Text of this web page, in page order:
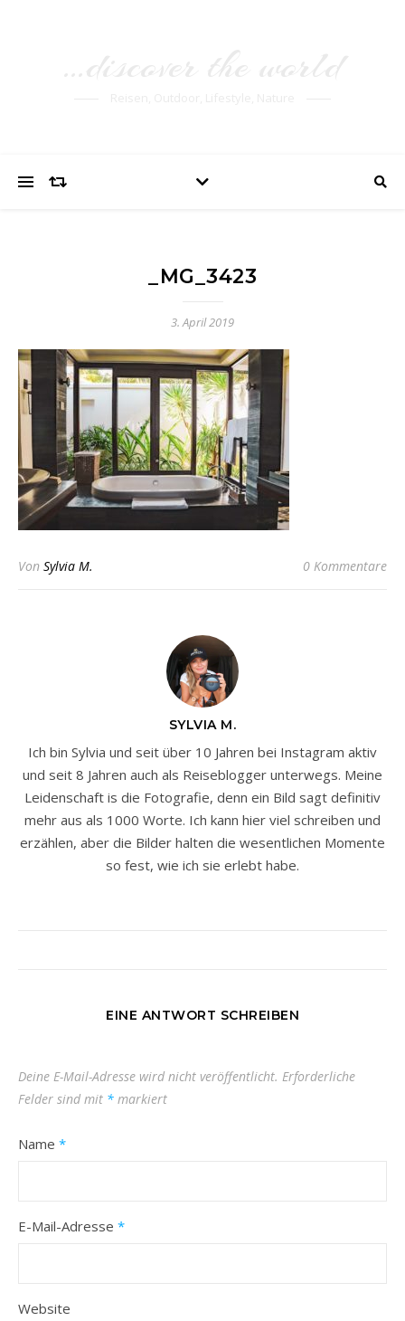
_MG_3423
3. April 2019
Von Sylvia M. 0 Kommentare
SYLVIA M.
Ich bin Sylvia und seit über 10 Jahren bei Instagram aktiv
und seit 8 Jahren auch als Reiseblogger unterwegs. Meine
Leidenschaft is die Fotografie, denn ein Bild sagt definitiv
mehr aus als 1000 Worte. Ich kann hier viel schreiben und
erzählen, aber die Bilder halten die wesentlichen Momente
so fest, wie ich sie erlebt habe.
EINE ANTWORT SCHREIBEN
Deine E-Mail-Adresse wird nicht veröffentlicht. Erforderliche
Felder sind mit * markiert
Name *
E-Mail-Adresse *
Website